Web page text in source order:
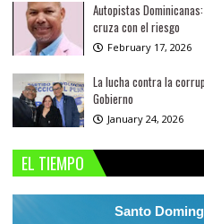
Autopistas
cruza con el riesgo
February 17, 2026
La lucha contra la
Gobierno
January 24, 2026
EL TIEMPO
Santo